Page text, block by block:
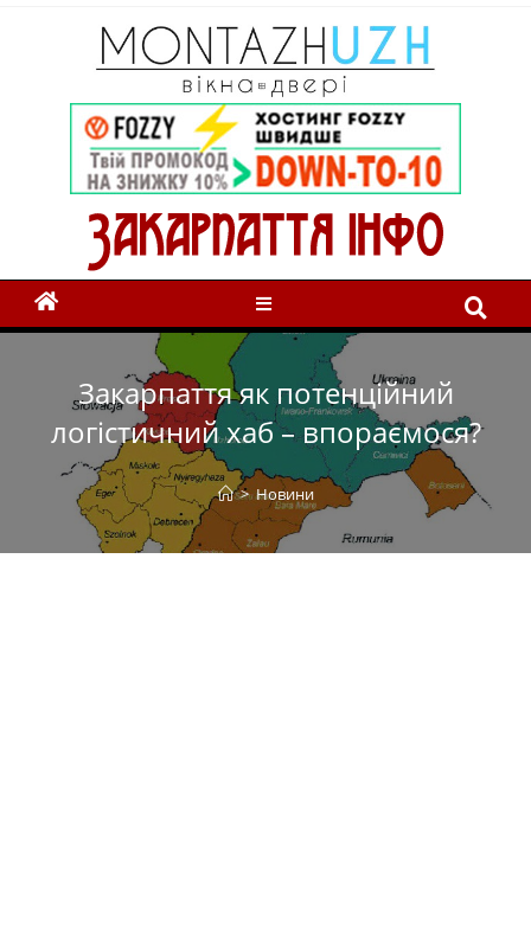
Закарпаття як потенційний
логістичний хаб – впораємося?
> Новини